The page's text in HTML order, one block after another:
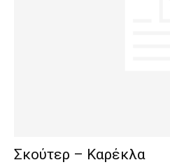
Σκούτερ – Καρέκλα